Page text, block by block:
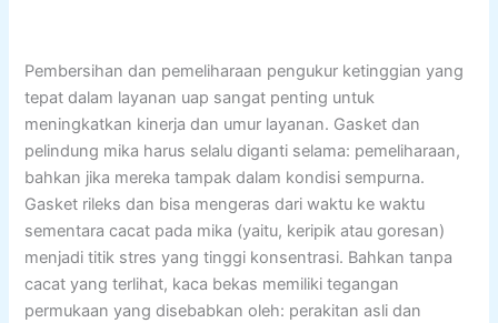
Pembersihan dan pemeliharaan pengukur ketinggian yang
tepat dalam layanan uap sangat penting untuk
meningkatkan kinerja dan umur layanan. Gasket dan
pelindung mika harus selalu diganti selama: pemeliharaan,
bahkan jika mereka tampak dalam kondisi sempurna.
Gasket rileks dan bisa mengeras dari waktu ke waktu
sementara cacat pada mika (yaitu, keripik atau goresan)
menjadi titik stres yang tinggi konsentrasi. Bahkan tanpa
cacat yang terlihat, kaca bekas memiliki tegangan
permukaan yang disebabkan oleh: perakitan asli dan